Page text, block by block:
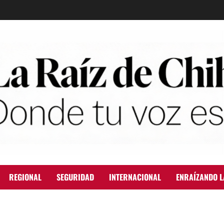
REGIONAL SEGURIDAD INTERNACIONAL ENRAÍZANDO